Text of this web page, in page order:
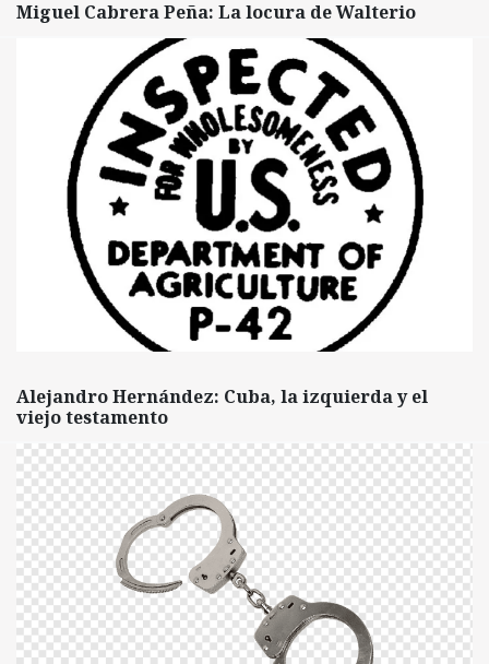
Miguel Cabrera Peña: La locura de Walterio
Alejandro Hernández: Cuba, la izquierda y el
viejo testamento